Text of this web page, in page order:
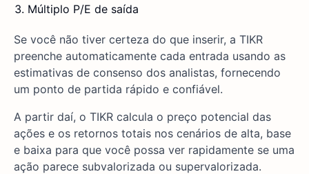
Múltiplo P/E de saída
Se você não tiver certeza do que inserir, a TIKR
preenche automaticamente cada entrada usando as
estimativas de consenso dos analistas, fornecendo
um ponto de partida rápido e confiável.
A partir daí, o TIKR calcula o preço potencial das
ações e os retornos totais nos cenários de alta, base
e baixa para que você possa ver rapidamente se uma
ação parece subvalorizada ou supervalorizada.